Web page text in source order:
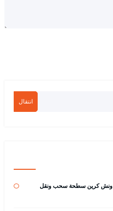
انتقال
حليفة رقم / 65557275 / ونش كرين سطحة سحب ونقل